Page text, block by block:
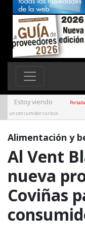
Estoy viendo Portada
un consumidor curioso
Alimentación y
Al Vent
nueva
Coviñas